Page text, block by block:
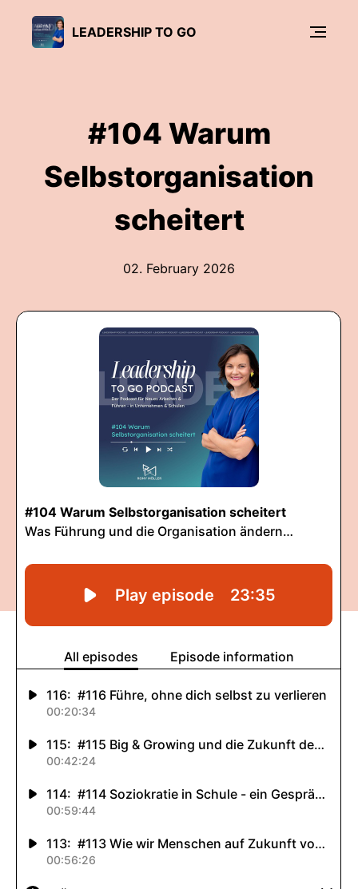
LEADERSHIP TO GO
#104 Warum
Selbstorganisation
scheitert
02. February 2026